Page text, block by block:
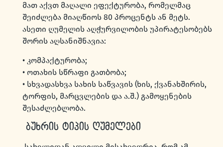
მათ აქვთ მაღალი ეფექტურობა, რომელმაც
შეიძლება მიაღწიოს 80 პროცენტს ან მეტს.
ასეთი ღუმელის აღჭურვილობის უპირატესობებს
შორის აღსანიშნავია:
• კომპაქტურობა;
• ოთახის სწრაფი გათბობა;
• სხვადასხვა სახის საწვავის (ხის, ქვანახშირის,
ტორფის, მარცვლების და ა.შ.) გამოყენების
შესაძლებლობა.
ბუხრის ტიპის ღუმელები